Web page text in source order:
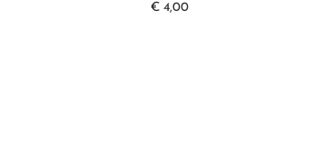
€4,00